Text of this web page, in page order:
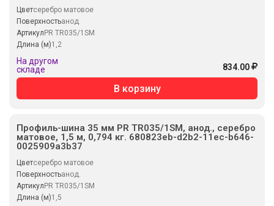
Цветсеребро матовое
Поверхностьанод.
Артикул PR TR035/1SM
Длина (м)1,2
На другом
складе
834.00
В корзину
Профиль-шина 35 мм PR TR035/1SM, анод., серебро
матовое, 1,5 м, 0,794 кг. 680823eb-d2b2-11ec-b646-
0025909a3b37
Цветсеребро матовое
Поверхностьанод.
Артикул PR TR035/1SM
Длина (м)1,5